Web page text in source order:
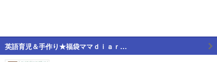
英語育児＆手作り★福袋ママｄｉａｒ…